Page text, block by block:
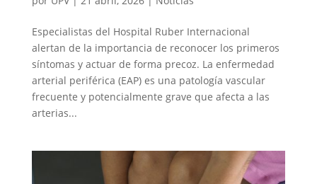
Especialistas del Hospital Ruber Internacional
alertan de la importancia de reconocer los primeros
síntomas y actuar de forma precoz. La enfermedad
arterial periférica (EAP) es una patología vascular
frecuente y potencialmente grave que afecta a las
arterias...